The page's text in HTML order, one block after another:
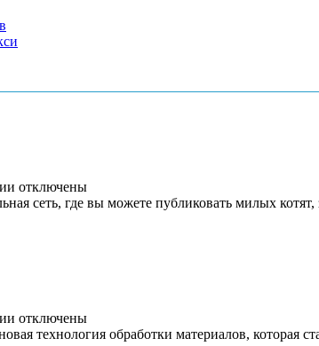
к
записи
отключены
сеть, где вы можете публиковать милых котят,
к
записи
отключены
технология обработки материалов, которая